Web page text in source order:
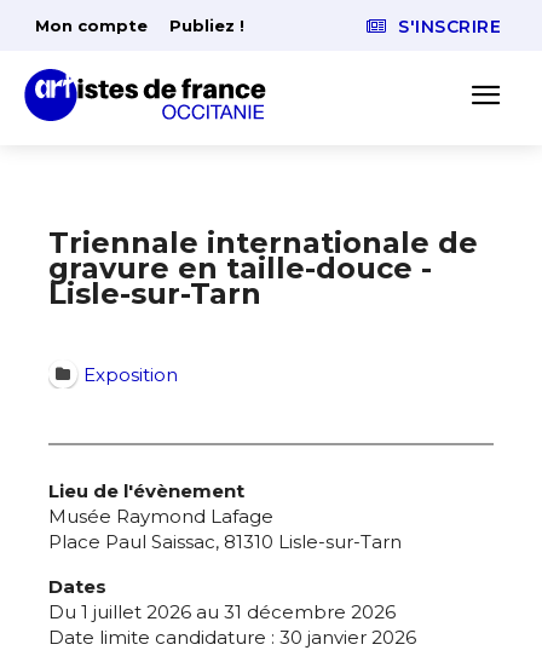
Mon compte Publiez ! S'INSCRIRE
Triennale internationale de
gravure en taille-douce -
Lisle-sur-Tarn
Exposition
Lieu de l'évènement
Musée Raymond Lafage
Place Paul Saissac, 81310 Lisle-sur-Tarn
Dates
Du 1 juillet 2026 au 31 décembre 2026
Date limite candidature : 30 janvier 2026